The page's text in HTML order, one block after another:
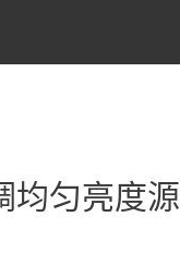
均匀亮度源